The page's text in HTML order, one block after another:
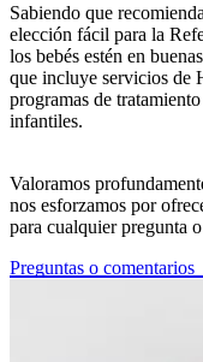
Sabiendo que
elección fácil para la
los bebés estén en
que incluye servicios de
programas de
infantiles.
Valoramos
nos esforzamos por
para cualquier pregunta
Preguntas o comentarios